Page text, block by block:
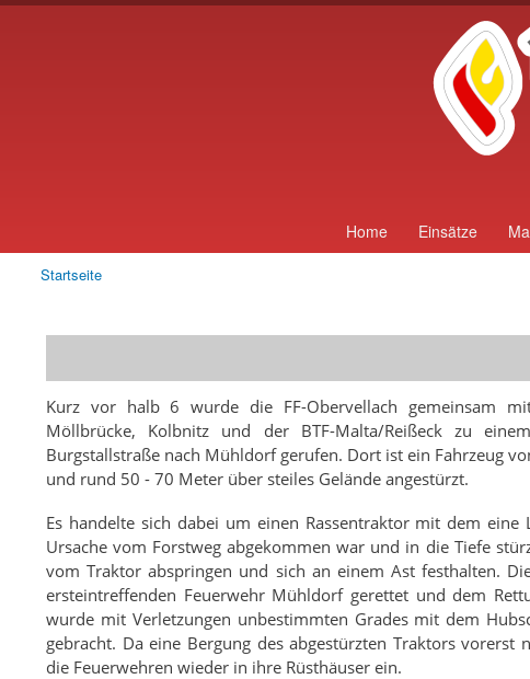
Home Einsätze
Sie sind hier
Startseite
Kurz vor halb 6 wurde die FF-Obervellach gemeinsam
Möllbrücke, Kolbnitz und der BTF-Malta/Reißeck zu
Burgstallstraße nach Mühldorf gerufen. Dort ist ein Fahrzeug
und rund 50 - 70 Meter über steiles Gelände angestürzt.
Es handelte sich dabei um einen Rassentraktor mit dem eine
Ursache vom Forstweg abgekommen war und in die Tiefe
vom Traktor abspringen und sich an einem Ast festhalten.
ersteintreffenden Feuerwehr Mühldorf gerettet und dem
wurde mit Verletzungen unbestimmten Grades mit dem
gebracht. Da eine Bergung des abgestürzten Traktors vorerst
die Feuerwehren wieder in ihre Rüsthäuser ein.